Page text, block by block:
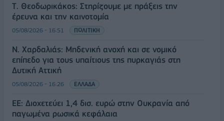
Τ. Θεοδωρικάκος: Στηρίζουμε με πράξεις την
έρευνα και την καινοτομία
05/08/2026 - 16:51 ΠΟΛΙΤΙΚΗ
Ν. Χαρδαλιάς: Μηδενική ανοχή και σε νομικό
επίπεδο για τους υπαίτιους της πυρκαγιάς στη
Δυτική Αττική
05/08/2026 - 16:26 ΕΛΛΑΔΑ
ΕΕ: Διοχετεύει 1,4 δισ. ευρώ στην Ουκρανία από
παγωμένα ρωσικά κεφάλαια